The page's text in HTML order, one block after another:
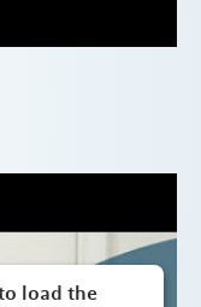
load the